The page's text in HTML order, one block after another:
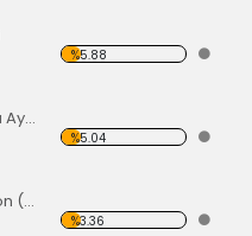
%5.88
Ön Torsiyon Bağlantı Ayarlayıcı (ADJUSTER ) 60-65
%5.04
OE 111707155 / Tampon (Babası) Koruma Krom 1200-1300 52-67
%3.36